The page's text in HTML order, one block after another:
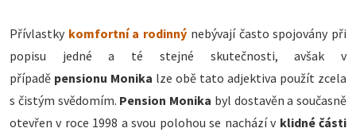
Přívlastky komfortní a rodinný nebývají často spojovány při
popisu jedné a té stejné skutečnosti, avšak v
případě pensionu Monika lze obě tato adjektiva použít zcela
s čistým svědomím. Pension Monika byl dostavěn a současně
otevřen v roce 1998 a svou polohou se nachází v klidné části